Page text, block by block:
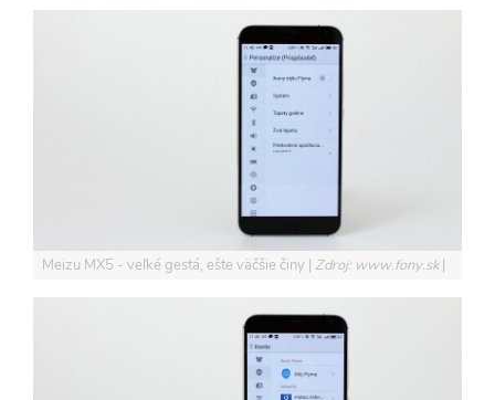
Meizu MX5 - veľké gestá, ešte väčšie činy Zdroj: www.fony.sk